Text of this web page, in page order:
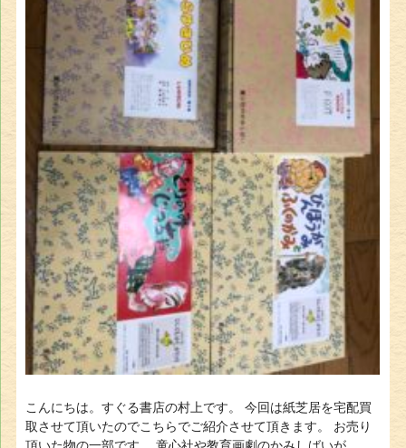
こんにちは。すぐる書店の村上です。 今回は紙芝居を宅配買
取させて頂いたのでこちらでご紹介させて頂きます。 お売り
頂いた物の一部です。 童心社や教育画劇のかみしばいが